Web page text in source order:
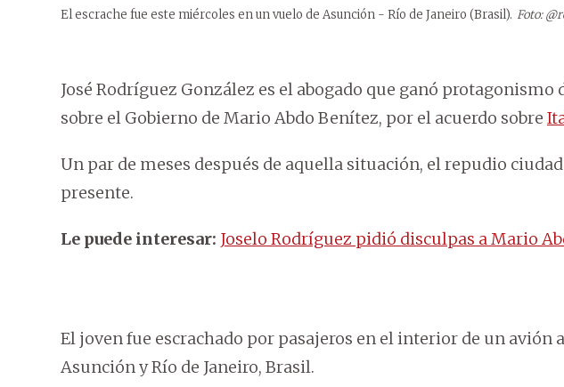
El escrache fue este miércoles en un vuelo de Asunción - Río de Janeiro (Brasil). Foto:
José Rodríguez González es el abogado que ganó
sobre el Gobierno de Mario Abdo Benítez, por el acuerdo sobre
Un par de meses después de aquella situación, el repudio
presente.
Le puede interesar: Joselo Rodríguez pidió disculpas a Mario
El joven fue escrachado por pasajeros en el interior de un avión
Asunción y Río de Janeiro, Brasil.